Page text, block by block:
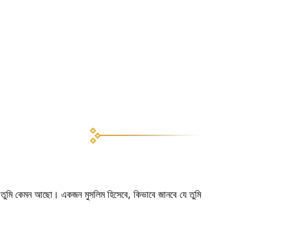
কেমন আছো। একজন মুসলিম হিসেবে, কিভাবে জানবে যে তুমি